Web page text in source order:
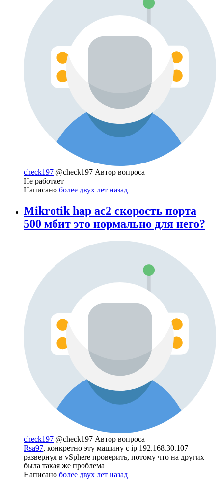
check197 @check197 Автор вопроса
Не работает
Написано более двух лет назад
Mikrotik hap ac2 скорость порта
500 мбит это нормально для него?
check197 @check197 Автор вопроса
Rsa97, конкретно эту машину с ip 192.168.30.107
развернул в vSphere проверить, потому что на других
была такая же проблема
Написано более двух лет назад